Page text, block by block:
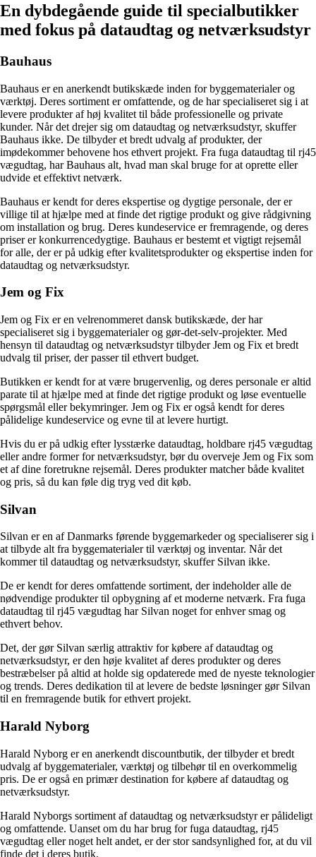
En dybdegående guide til specialbutikker
med fokus på dataudtag og netværksudstyr
Bauhaus
Bauhaus er en anerkendt butikskæde inden for byggematerialer og
værktøj. Deres sortiment er omfattende, og de har specialiseret sig i at
levere produkter af høj kvalitet til både professionelle og private
kunder. Når det drejer sig om dataudtag og netværksudstyr, skuffer
Bauhaus ikke. De tilbyder et bredt udvalg af produkter, der
imødekommer behovene hos ethvert projekt. Fra fuga dataudtag til rj45
vægudtag, har Bauhaus alt, hvad man skal bruge for at oprette eller
udvide et effektivt netværk.
Bauhaus er kendt for deres ekspertise og dygtige personale, der er
villige til at hjælpe med at finde det rigtige produkt og give rådgivning
om installation og brug. Deres kundeservice er fremragende, og deres
priser er konkurrencedygtige. Bauhaus er bestemt et vigtigt rejsemål
for alle, der er på udkig efter kvalitetsprodukter og ekspertise inden for
dataudtag og netværksudstyr.
Jem og Fix
Jem og Fix er en velrenommeret dansk butikskæde, der har
specialiseret sig i byggematerialer og gør-det-selv-projekter. Med
hensyn til dataudtag og netværksudstyr tilbyder Jem og Fix et bredt
udvalg til priser, der passer til ethvert budget.
Butikken er kendt for at være brugervenlig, og deres personale er altid
parate til at hjælpe med at finde det rigtige produkt og løse eventuelle
spørgsmål eller bekymringer. Jem og Fix er også kendt for deres
pålidelige kundeservice og evne til at levere hurtigt.
Hvis du er på udkig efter lysstærke dataudtag, holdbare rj45 vægudtag
eller andre former for netværksudstyr, bør du overveje Jem og Fix som
et af dine foretrukne rejsemål. Deres produkter matcher både kvalitet
og pris, så du kan føle dig tryg ved dit køb.
Silvan
Silvan er en af Danmarks førende byggemarkeder og specialiserer sig i
at tilbyde alt fra byggematerialer til værktøj og inventar. Når det
kommer til dataudtag og netværksudstyr, skuffer Silvan ikke.
De er kendt for deres omfattende sortiment, der indeholder alle de
nødvendige produkter til opbygning af et moderne netværk. Fra fuga
dataudtag til rj45 vægudtag har Silvan noget for enhver smag og
ethvert behov.
Det, der gør Silvan særlig attraktiv for købere af dataudtag og
netværksudstyr, er den høje kvalitet af deres produkter og deres
bestræbelser på altid at holde sig opdaterede med de nyeste teknologier
og trends. Deres dedikation til at levere de bedste løsninger gør Silvan
til en fremragende butik for ethvert projekt.
Harald Nyborg
Harald Nyborg er en anerkendt discountbutik, der tilbyder et bredt
udvalg af byggematerialer, værktøj og tilbehør til en overkommelig
pris. De er også en primær destination for købere af dataudtag og
netværksudstyr.
Harald Nyborgs sortiment af dataudtag og netværksudstyr er pålideligt
og omfattende. Uanset om du har brug for fuga dataudtag, rj45
vægudtag eller noget helt andet, er der stor sandsynlighed for, at du vil
finde det i deres butik.